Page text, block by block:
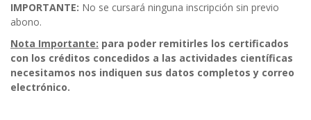
IMPORTANTE: No se cursará ninguna inscripción sin previo
abono.
Nota Importante: para poder remitirles los certificados
con los créditos concedidos a las actividades científicas
necesitamos nos indiquen sus datos completos y correo
electrónico.